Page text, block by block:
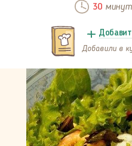
30минут
Добавили в